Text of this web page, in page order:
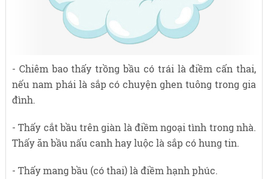
- Chiêm bao thấy trồng bầu có trái là điềm cấn thai,
nếu nam phái là sắp có chuyện ghen tuông trong gia
đình.
- Thấy cắt bầu trên giàn là điềm ngoại tình trong nhà.
Thấy ăn bầu nấu canh hay luộc là sắp có hung tin.
- Thấy mang bầu (có thai) là điềm hạnh phúc.